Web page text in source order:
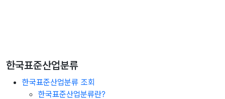
한국표준산업분류
한국표준산업분류 조회
한국표준산업분류란?